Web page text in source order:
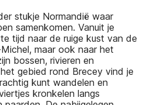
stukje Normandië waar
samenkomen. Vanuit je
tijd naar de ruige kust van de
maar ook naar het
bossen, rivieren en
gebied rond Brecey vind je
kunt wandelen en
kronkelen langs